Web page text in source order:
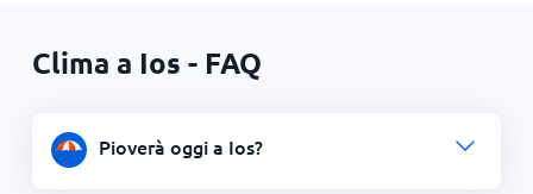
Clima a Ios - FAQ
Pioverà oggi a Ios?